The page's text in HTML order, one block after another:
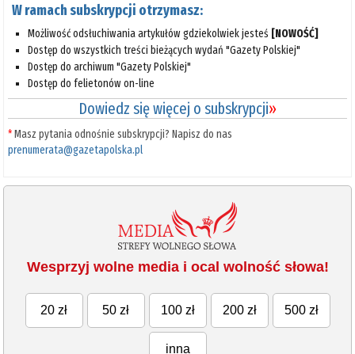
W ramach subskrypcji otrzymasz:
Możliwość odsłuchiwania artykułów gdziekolwiek jesteś [NOWOŚĆ]
Dostęp do wszystkich treści bieżących wydań "Gazety Polskiej"
Dostęp do archiwum "Gazety Polskiej"
Dostęp do felietonów on-line
Dowiedz się więcej o subskrypcji»
*Masz pytania odnośnie subskrypcji? Napisz do nas
prenumerata@gazetapolska.pl
Wesprzyj wolne media i ocal wolność słowa!
20 zł 50 zł 100 zł 200 zł 500 zł
inna